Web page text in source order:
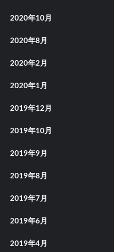
2020年10月
2020年8月
2020年2月
2020年1月
2019年12月
2019年10月
2019年9月
2019年8月
2019年7月
2019年6月
2019年4月